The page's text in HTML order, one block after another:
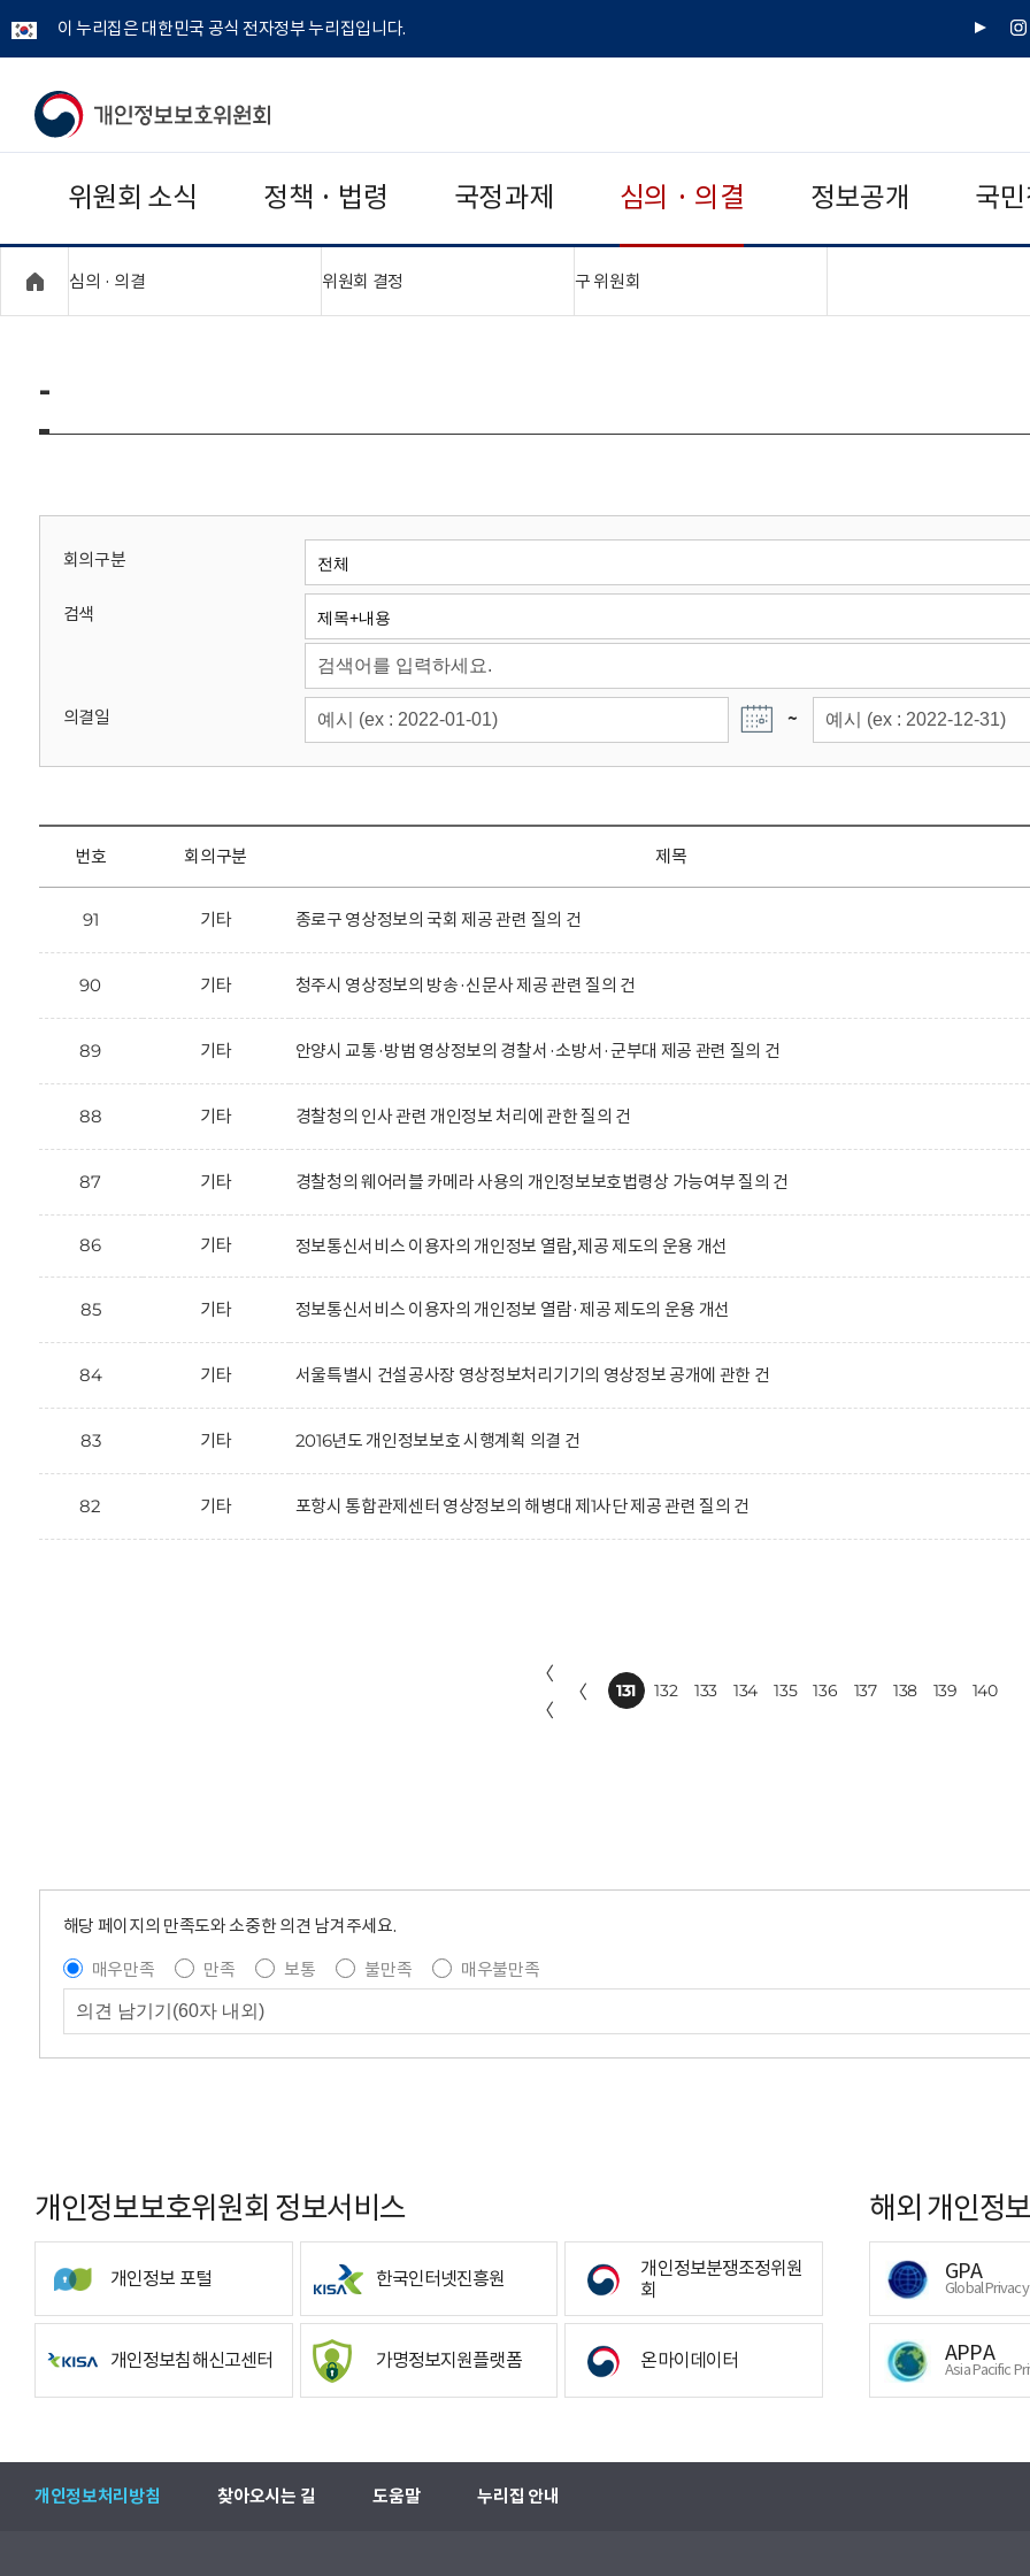
이 누리집은 대한민국 공식 전자정부 누리집입니다.
유
인
개
보
보
위
회
위원회 소식 정책 · 법령 국정과제 심의 · 의결 정보공개 국
심의 · 의결 위원회 결정 구 위원회
-
회의구분
검색
의결일 ~
번호 회의구분 제목
91 기타 종로구 영상정보의 국회 제공 관련 질의 건
90 기타 청주시 영상정보의 방송·신문사 제공 관련 질의 건
89 기타 안양시 교통·방범 영상정보의 경찰서·소방서·군부대 제공 관련 질의 건
88 기타 경찰청의 인사 관련 개인정보 처리에 관한 질의 건
87 기타 경찰청의 웨어러블 카메라 사용의 개인정보보호법령상 가능여부 질의 건
86 기타 정보통신서비스 이용자의 개인정보 열람,제공 제도의 운용 개선
85 기타 정보통신서비스 이용자의 개인정보 열람·제공 제도의 운용 개선
84 기타 서울특별시 건설공사장 영상정보처리기기의 영상정보 공개에 관한 건
83 기타 2016년도 개인정보보호 시행계획 의결 건
82 기타 포항시 통합관제센터 영상정보의 해병대 제1사단 제공 관련 질의 건
〈
〈
〈 131 132 133 134 135 136 137 138 139 140
해당 페이지의 만족도와 소중한 의견 남겨주세요.
매우만족
만족 보통 불만족 매우불만족
개인정보보호위원회 정보서비스
개인정보 포털 한국인터넷진흥원
개인정보분쟁조정위원
회
개인정보침해신고센터 가명정보지원플랫폼 온마이데이터
해외 개인정
GPA
Global
APPA
Asia Pacific
개인정보처리방침 찾아오시는 길 도움말 누리집 안내